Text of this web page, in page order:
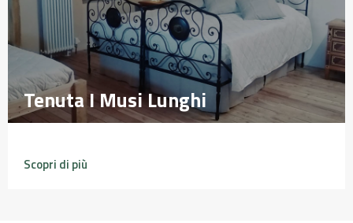
Tenuta I Musi Lunghi
Tenuta I Musi Lunghi
Scopri di più